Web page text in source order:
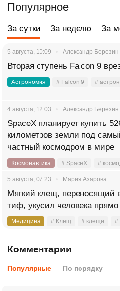
Популярное
За сутки За неделю За
5 августа, 10:09 Александр Березин
Вторая ступень Falcon 9
Астрономия # Falcon 9 #
4 августа, 12:03 Александр Березин
SpaceX планирует купить
километров земли под
частный космодром в мире
Космонавтика # SpaceX #
5 августа, 07:23 Мария Азарова
Мягкий клещ, переносящий
тиф, укусил человека
Медицина # Клещ # клещи #
Комментарии
Популярные По порядку